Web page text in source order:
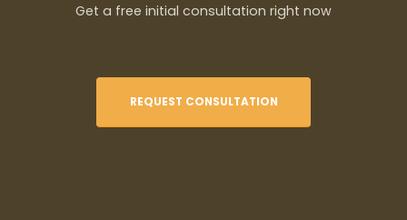
Get a free initial consultation right now
REQUEST CONSULTATION